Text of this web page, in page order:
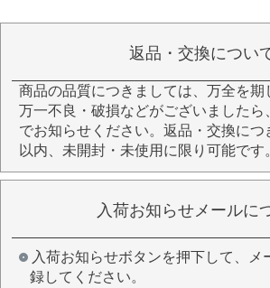
返品・交換につい
商品の品質につきましては、万全を期
万一不良・破損などがございましたら
でお知らせください。返品・交換につ
以内、未開封・未使用に限り可能です
入荷お知らせメールに
入荷お知らせボタンを押下して、メ
録してください。